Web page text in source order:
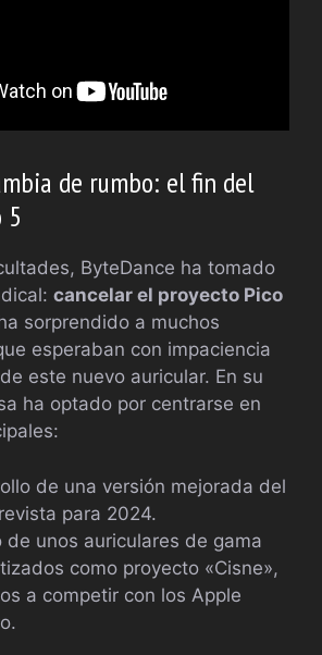
de rumbo: el fin del
5
ByteDance ha tomado
cancelar el proyecto Pico
sorprendido a muchos
esperaban con impaciencia
este nuevo auricular. En su
ha optado por centrarse en
de una versión mejorada del
para 2024.
de unos auriculares de gama
como proyecto «Cisne»,
a competir con los Apple